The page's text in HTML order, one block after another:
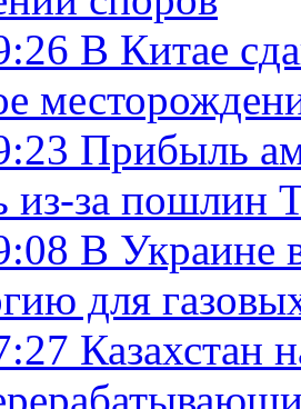
В Китае
Прибыль
из-за пошлин
В Украине
для
Казахстан